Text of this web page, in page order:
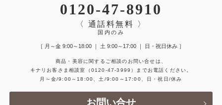
0120-47-8910
〈 通話料無料 〉
国内のみ
［ 月～金 9:00～18:00 ｜ 土 9:00～17:00 ｜ 日・祝日休み ］
商品・美容に関するご相談のお問い合せは、
キナリお客さま相談室
（0120-47-3999）
までお電話ください。
月～金/9:00～18:00、土/9:00～17:00、日・祝日/休み